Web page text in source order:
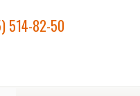
514-82-50